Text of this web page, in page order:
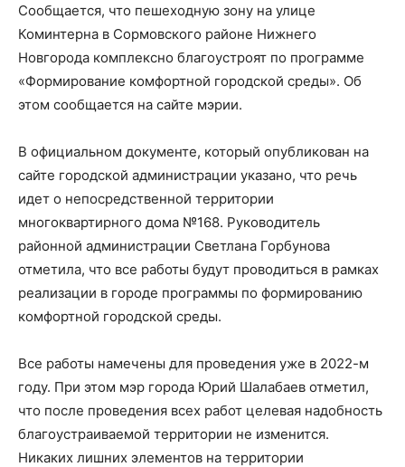
Сообщается, что пешеходную зону на улице
Коминтерна в Сормовского районе Нижнего
Новгорода комплексно благоустроят по программе
«Формирование комфортной городской среды». Об
этом сообщается на сайте мэрии.
В официальном документе, который опубликован на
сайте городской администрации указано, что речь
идет о непосредственной территории
многоквартирного дома №168. Руководитель
районной администрации Светлана Горбунова
отметила, что все работы будут проводиться в рамках
реализации в городе программы по формированию
комфортной городской среды.
Все работы намечены для проведения уже в 2022-м
году. При этом мэр города Юрий Шалабаев отметил,
что после проведения всех работ целевая надобность
благоустраиваемой территории не изменится.
Никаких лишних элементов на территории